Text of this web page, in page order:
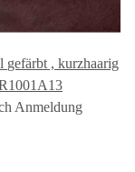
Anmeldung